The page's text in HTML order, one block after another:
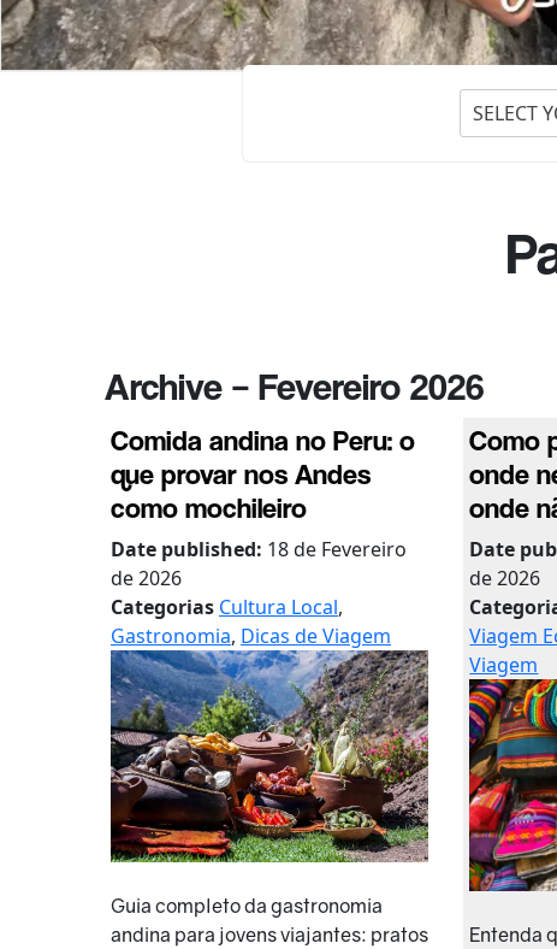
SELECT
Archive – Fevereiro 2026
Comida andina no Peru: o
que provar nos Andes
como mochileiro
Date published: 18 de Fevereiro
de 2026
Categorias Cultura Local,
Gastronomia, Dicas de Viagem
Guia completo da gastronomia
andina para jovens viajantes: pratos
Como
onde
onde
Date
de 2026
Viagem
Viagem
Entenda